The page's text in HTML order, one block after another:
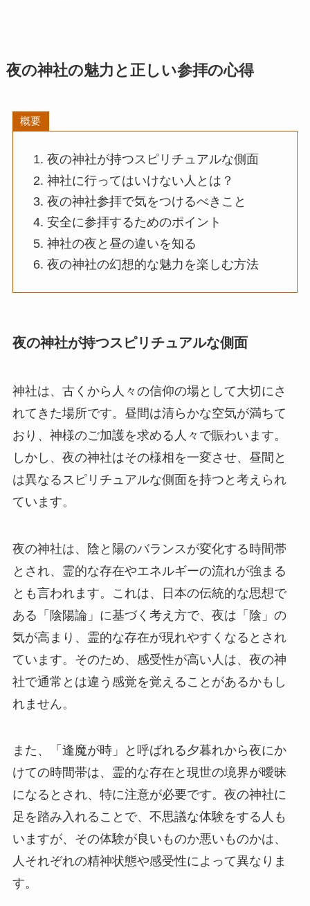
夜の神社の魅力と正しい参拝の心得
概要
夜の神社が持つスピリチュアルな側面
神社に行ってはいけない人とは？
夜の神社参拝で気をつけるべきこと
安全に参拝するためのポイント
神社の夜と昼の違いを知る
夜の神社の幻想的な魅力を楽しむ方法
夜の神社が持つスピリチュアルな側面
神社は、古くから人々の信仰の場として大切にさ
れてきた場所です。昼間は清らかな空気が満ちて
おり、神様のご加護を求める人々で賑わいます。
しかし、夜の神社はその様相を一変させ、昼間と
は異なるスピリチュアルな側面を持つと考えられ
ています。
夜の神社は、陰と陽のバランスが変化する時間帯
とされ、霊的な存在やエネルギーの流れが強まる
とも言われます。これは、日本の伝統的な思想で
ある「陰陽論」に基づく考え方で、夜は「陰」の
気が高まり、霊的な存在が現れやすくなるとされ
ています。そのため、感受性が高い人は、夜の神
社で通常とは違う感覚を覚えることがあるかもし
れません。
また、「逢魔が時」と呼ばれる夕暮れから夜にか
けての時間帯は、霊的な存在と現世の境界が曖昧
になるとされ、特に注意が必要です。夜の神社に
足を踏み入れることで、不思議な体験をする人も
いますが、その体験が良いものか悪いものかは、
人それぞれの精神状態や感受性によって異なりま
す。